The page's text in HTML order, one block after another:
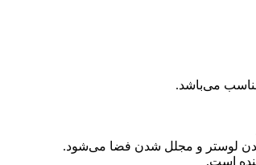
مناسب می‌باشد.
لوستر و مجلل شدن فضا می‌شود.
است.